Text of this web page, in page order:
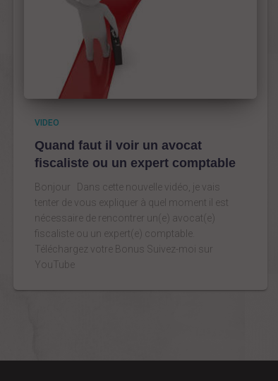
VIDEO
Quand faut il voir un avocat
fiscaliste ou un expert comptable
Bonjour Dans cette nouvelle vidéo, je vais
tenter de vous expliquer à quel moment il est
nécessaire de rencontrer un(e) avocat(e)
fiscaliste ou un expert(e) comptable.
Téléchargez votre Bonus Suivez-moi sur
YouTube